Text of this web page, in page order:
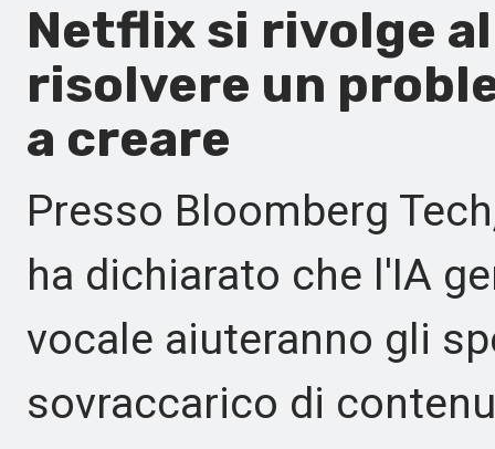
Netflix si rivolge
risolvere un
a creare
Presso Bloomberg
ha dichiarato che l'IA
vocale aiuteranno gli
sovraccarico di